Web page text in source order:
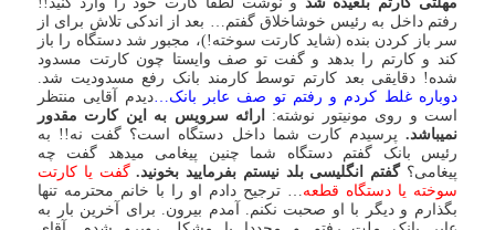
رفتم داخل به رئیس خوش‏اخلاق گفتم… بعد از اندکی تلاش برای از
سر باز کردن بنده (شاید کارتت سوخته!)، مجبور شد دستگاه را باز
کند و کارتم را بدهد و گفت تو صف وایستا چون کارتت مسدود
شده! دقایقی بعد کارتم توسط کارمند بانک رفع مسدودیت شد.
دوباره غلط کردم و رفتم تو صف عابر بانک…دیدم آقایی منتظر
است و روی مونیتور نوشته:
ارائه سرویس به این کارت مقدور
نمی‏باشد. پرسیدم کارت شما داخل دستگاه است؟ گفت نه!! به
رئیس بانک گفتم دستگاه شما چنین پیغامی می‏دهد گفت چه
پیغامی؟گفتم انگلیسی بلد نیستم بفرمایید بخونید. گفت یا کارتت
سوخته یا دستگاه قطعه … ترجیح دادم او را با خانم محترمه تنها
بگذارم و دیگر با او صحبت نکنم. آمدم بیرون. برای آخرین بار به